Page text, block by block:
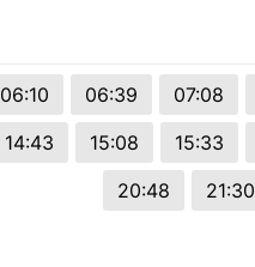
06:10 06:39 07:08
14:43 15:08 15:33
20:48
21:30